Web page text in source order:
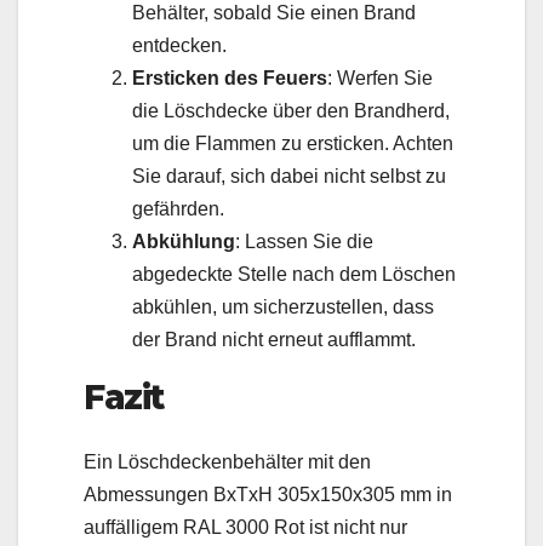
Behälter, sobald Sie einen Brand
entdecken.
Ersticken des Feuers: Werfen Sie
die Löschdecke über den Brandherd,
um die Flammen zu ersticken. Achten
Sie darauf, sich dabei nicht selbst zu
gefährden.
Abkühlung: Lassen Sie die
abgedeckte Stelle nach dem Löschen
abkühlen, um sicherzustellen, dass
der Brand nicht erneut aufflammt.
Fazit
Ein Löschdeckenbehälter mit den
Abmessungen BxTxH 305x150x305 mm in
auffälligem RAL 3000 Rot ist nicht nur